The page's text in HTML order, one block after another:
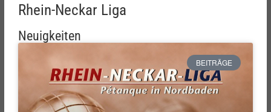
Rhein-Neckar Liga
Neuigkeiten
BEITRÄGE